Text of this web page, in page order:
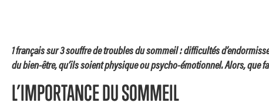
1 français sur 3 souffre de troubles du sommeil : difficultés
du bien-être, qu’ils soient physique ou psycho-émotionnel. Alors, que
L’IMPORTANCE DU SOMMEIL